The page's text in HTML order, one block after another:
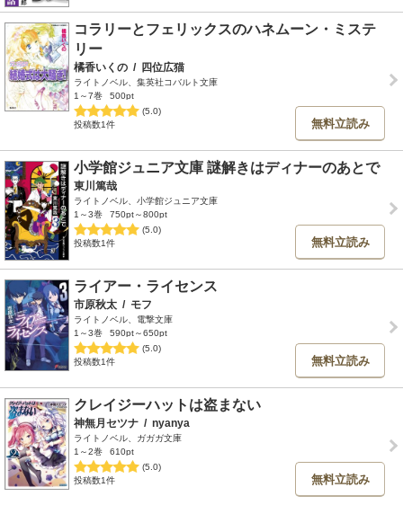
コラリーとフェリックスのハネムーン・ミステ
リー
橘香いくの / 四位広猫
ライトノベル、集英社コバルト文庫
1～7巻
500pt
(5.0)
投稿数1件
無料立読み
小学館ジュニア文庫 謎解きはディナーのあとで
東川篤哉
ライトノベル、小学館ジュニア文庫
1～3巻
750pt～800pt
(5.0)
投稿数1件
無料立読み
ライアー・ライセンス
市原秋太 / モフ
ライトノベル、電撃文庫
1～3巻
590pt～650pt
(5.0)
投稿数1件
無料立読み
クレイジーハットは盗まない
神無月セツナ / nyanya
ライトノベル、ガガガ文庫
1～2巻
610pt
(5.0)
投稿数1件
無料立読み